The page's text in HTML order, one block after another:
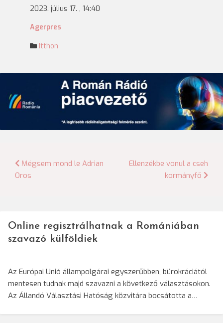
2023. július 17. , 14:40
Agerpres
Itthon
Bejegyzés
Mégsem mond le Adrian
Oros
Ellenzékbe vonul a cseh
kormányfő
Online regisztrálhatnak a Romániában
szavazó külföldiek
Az Európai Unió állampolgárai egyszerűbben, bürokráciától
mentesen tudnak majd szavazni a következő választásokon.
Az Állandó Választási Hatóság közvitára bocsátotta a…